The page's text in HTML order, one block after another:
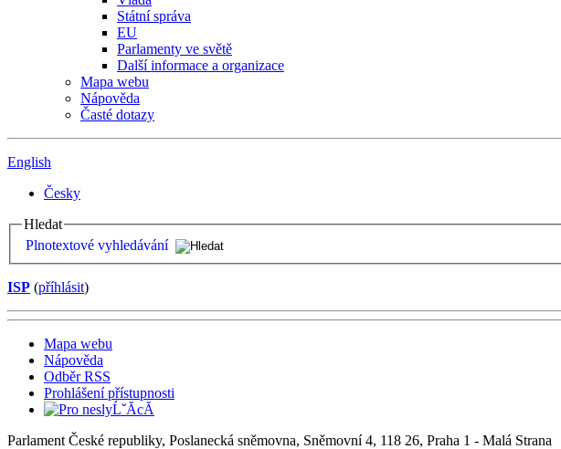
Státní správa
EU
Parlamenty ve světě
Další informace a organizace
Mapa webu
Nápověda
Časté dotazy
English
Česky
Hledat
Plnotextové vyhledávání
ISP (příhlásit)
Mapa webu
Nápověda
Odběr RSS
Prohlášení přístupnosti
Parlament České republiky, Poslanecká sněmovna, Sněmovní 4, 118 26, Praha 1 - Malá Strana